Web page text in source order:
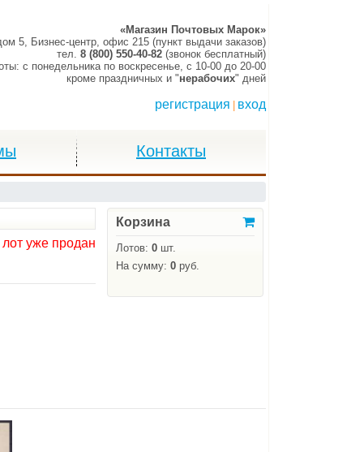
«Магазин Почтовых Марок»
5, Бизнес-центр, офис 215 (пункт выдачи заказов)
тел. 8 (800) 550-40-82 (звонок бесплатный)
c понедельника по воскресенье, c 10-00 до 20-00
кроме праздничных и "нерабочих" дней
регистрация вход
Контакты
Корзина
Лотов:0 шт.
На сумму:0 руб.
лот уже продан